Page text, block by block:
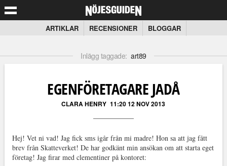
ARTIKLAR RECENSIONER BLOGGAR
Inlägg taggade: art89
EGENFÖRETAGARE JADÅ
CLARA HENRY 11:20 12 NOV 2013
Hej! Vet ni vad! Jag fick sms igår från mi madre! Hon sa att jag fått
brev från Skatteverket! De har godkänt min ansökan om att starta eget
företag! Jag firar med clementiner på kontoret: